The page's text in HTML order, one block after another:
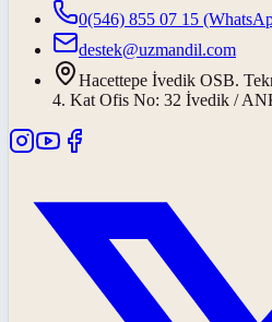
0(546) 855 07 15
destek@uzmandil.com
Hacettepe İvedik OSB.
4. Kat Ofis No: 32 İvedik /